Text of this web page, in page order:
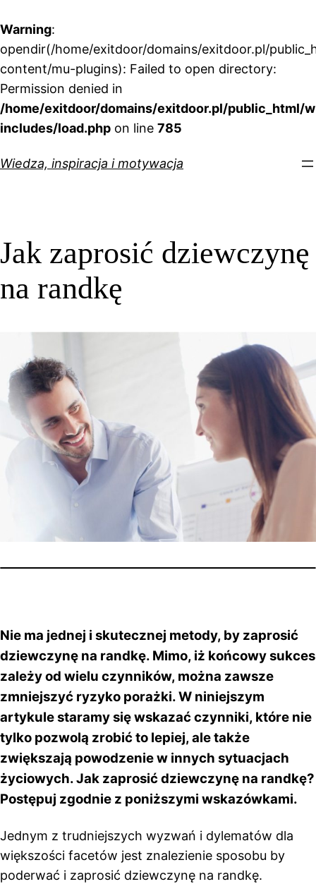
Warning:
opendir(/home/exitdoor/domains/exitdoor.pl/
content/mu-plugins): Failed to open directory:
Permission denied in
/home/exitdoor/domains/exitdoor.pl/public_html/
includes/load.php on line 785
do
Wiedza, inspiracja i motywacja
Jak zaprosić dziewczynę
na randkę
Nie ma jednej i skutecznej metody, by zaprosić
dziewczynę na randkę. Mimo, iż końcowy sukces
zależy od wielu czynników, można zawsze
zmniejszyć ryzyko porażki. W niniejszym
artykule staramy się wskazać czynniki, które nie
tylko pozwolą zrobić to lepiej, ale także
zwiększają powodzenie w innych sytuacjach
życiowych. Jak zaprosić dziewczynę na randkę?
Postępuj zgodnie z poniższymi wskazówkami.
Jednym z trudniejszych wyzwań i dylematów dla
większości facetów jest znalezienie sposobu by
poderwać i zaprosić dziewczynę na randkę.